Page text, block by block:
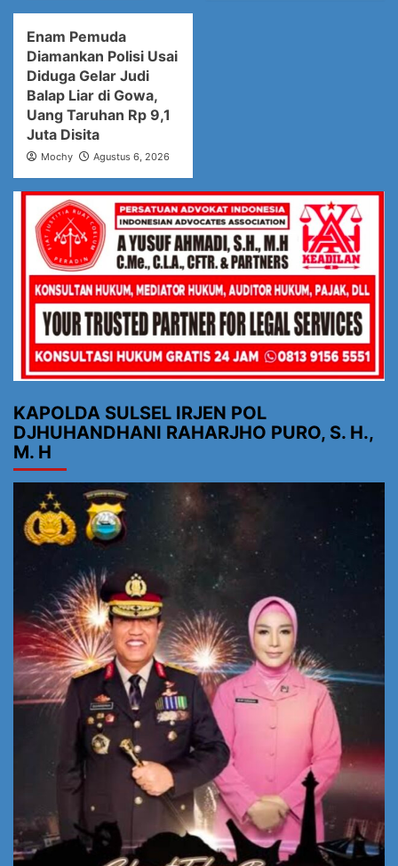
Enam Pemuda
Diamankan Polisi Usai
Diduga Gelar Judi
Balap Liar di Gowa,
Uang Taruhan Rp 9,1
Juta Disita
Mochy Agustus 6, 2026
KAPOLDA SULSEL IRJEN POL
DJHUHANDHANI RAHARJHO PURO, S. H.,
M. H